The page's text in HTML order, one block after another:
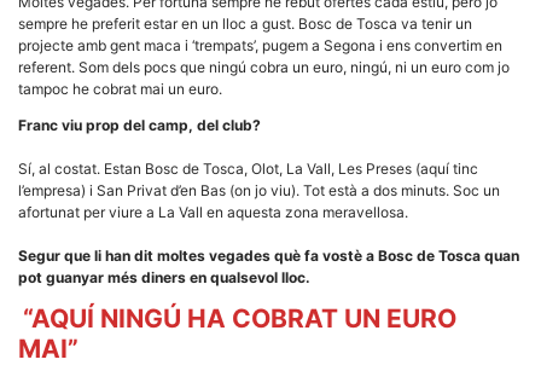
sempre he preferit estar en un lloc a gust. Bosc de Tosca va tenir un
projecte amb gent maca i ‘trempats’, pugem a Segona i ens convertim en
referent. Som dels pocs que ningú cobra un euro, ningú, ni un euro com jo
tampoc he cobrat mai un euro.
Franc viu prop del camp, del club?
Sí, al costat. Estan Bosc de Tosca, Olot, La Vall, Les Preses (aquí tinc
l’empresa) i San Privat d’en Bas (on jo viu). Tot està a dos minuts. Soc un
afortunat per viure a La Vall en aquesta zona meravellosa.
Segur que li han dit moltes vegades què fa vostè a Bosc de Tosca quan
pot guanyar més diners en qualsevol lloc.
“AQUÍ NINGÚ HA COBRAT UN EURO
MAI”